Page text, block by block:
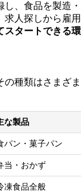
、食品を製造
人探しから雇
スタートできる
種類はさまざ
な製品
パン・菓子パン
当・おかず
凍食品全般